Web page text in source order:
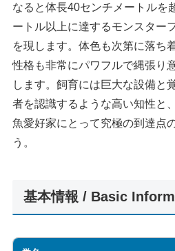
なると体長40センチメートルを
ートル以上に達するモンスター
を現します。体色も次第に落ち
性格も非常にパワフルで縄張り
します。飼育には巨大な設備と
者を認識するような高い知性と
魚愛好家にとって究極の到達点
う。
基本情報 / Basic